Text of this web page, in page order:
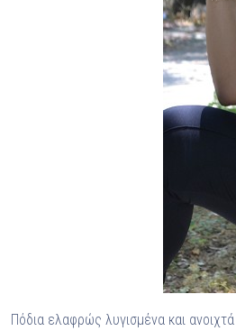
Πόδια ελαφρώς λυγισμένα και